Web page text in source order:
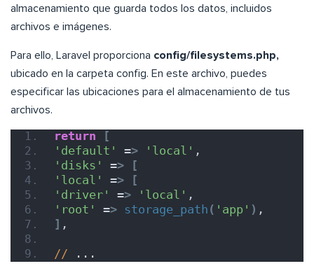
almacenamiento que guarda todos los datos, incluidos
archivos e imágenes.
Para ello, Laravel proporciona config/filesystems.php,
ubicado en la carpeta config. En este archivo, puedes
especificar las ubicaciones para el almacenamiento de tus
archivos.
return
[
'default'
=> 'local' ,
'disks'
=>
[
'local'
=>
[
'driver'
=> 'local' ,
'root'
=> storage_path ( 'app' ) ,
] ,
// ...